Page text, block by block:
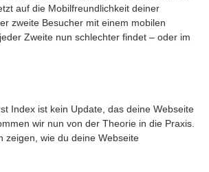
auf die Mobilfreundlichkeit deiner
zweite Besucher mit einem mobilen
Zweite nun schlechter findet – oder im
Index ist kein Update, das deine Webseite
wir nun von der Theorie in die Praxis.
zeigen, wie du deine Webseite